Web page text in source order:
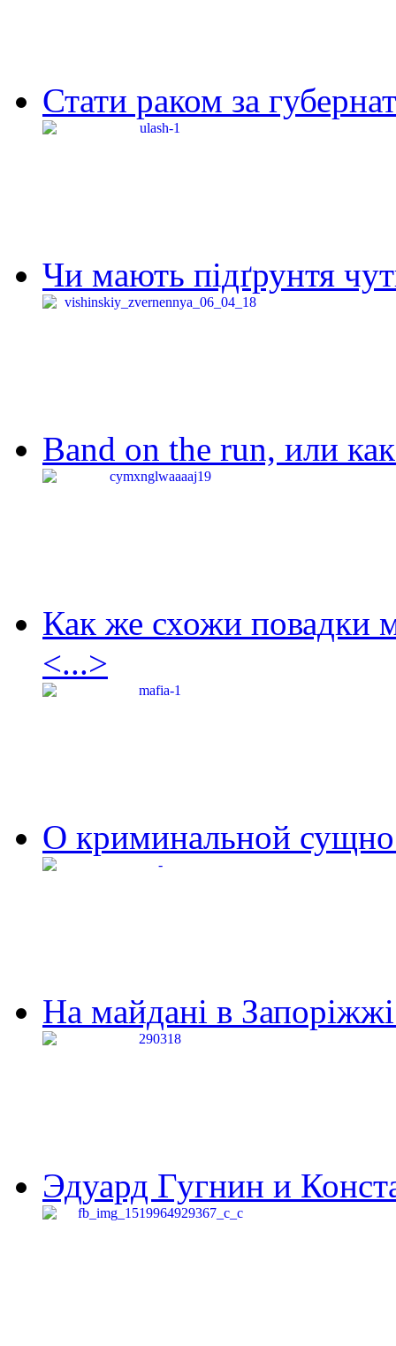
Стати раком за
Чи мають підґрунтя
Band on the run, или
Как же схожи повадки
<...>
О криминальной
На майдані в
Эдуард Гугнин и